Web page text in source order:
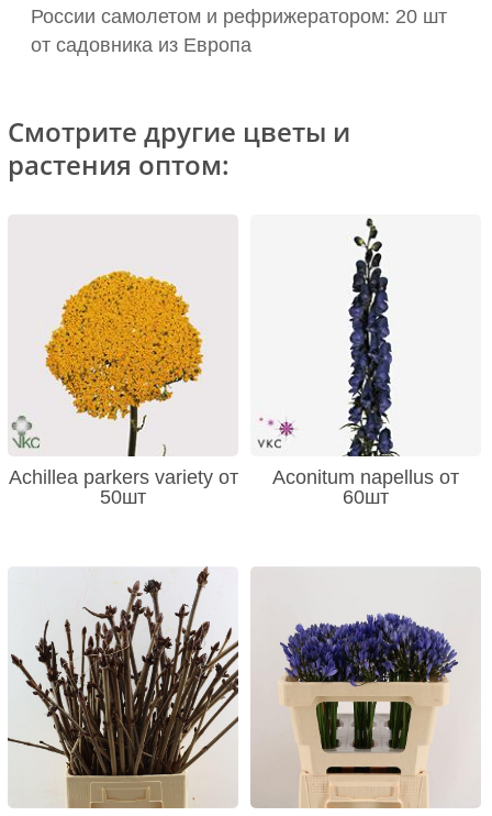
России самолетом и рефрижератором: 20 шт
от садовника из Европа
Смотрите другие цветы и
растения оптом:
Achillea parkers variety от
50шт
Aconitum napellus от
60шт